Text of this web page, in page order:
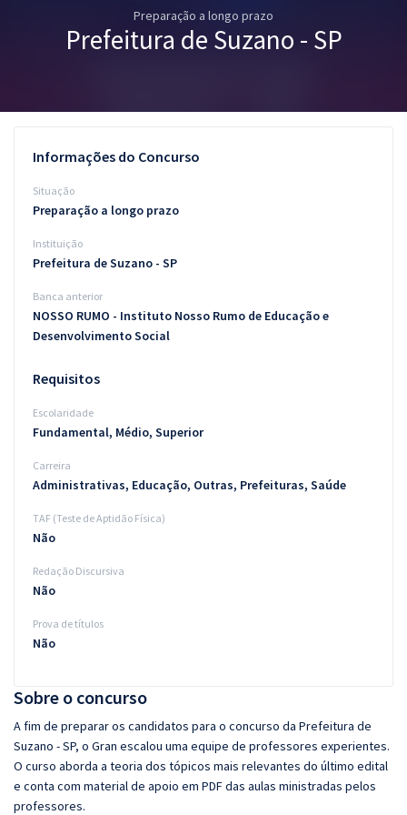
Graduação
Questões grátis
Blog
Aprovados
Preparação a longo prazo
Prefeitura de Suzano - SP
Sobre o concurso
A fim de preparar os candidatos para o concurso da Prefeitura de
Suzano - SP, o Gran escalou uma equipe de professores experientes.
O curso aborda a teoria dos tópicos mais relevantes do último edital
e conta com material de apoio em PDF das aulas ministradas pelos
professores.
Informações do Concurso
Situação
Preparação a longo prazo
Instituição
Prefeitura de Suzano - SP
Banca anterior
NOSSO RUMO - Instituto Nosso Rumo de Educação e
Desenvolvimento Social
Requisitos
Escolaridade
Fundamental, Médio, Superior
Carreira
Administrativas, Educação, Outras, Prefeituras, Saúde
TAF (Teste de Aptidão Física)
Não
Redação Discursiva
Não
Prova de títulos
Não